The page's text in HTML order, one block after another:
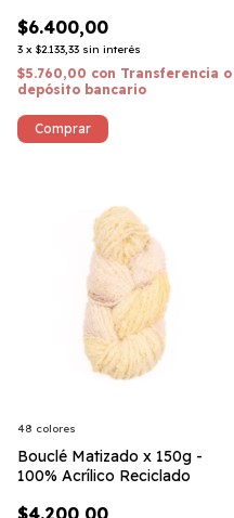
$6.400,00
3 x $2.133,33 sin interés
$5.760,00 con Transferencia o
depósito bancario
Comprar
Bouclé Matizado x 150g -
100% Acrílico Reciclado
$4.200,00
48 colores